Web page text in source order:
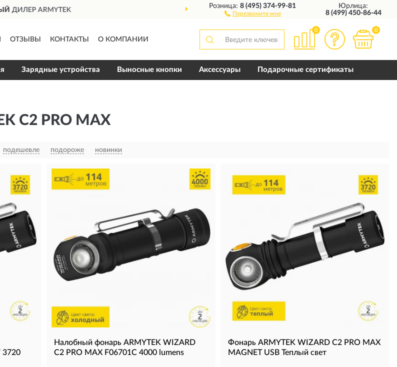
ДОСТАВИМ 10 ЛЕТ ГАРАНТИЯ
Розница:8 (495) 374-99-81
Перезвоните мне
Юрлица:
8 (499) 450-86-44
ОТЗЫВЫ КОНТАКТЫ О КОМПАНИИ
0 0
Зарядные устройства Выносные кнопки Аксессуары Подарочные сертификаты
C2 PRO MAX
подешевле подороже новинки
3720
Налобный фонарь ARMYTEK WIZARD
C2 PRO MAX F06701C 4000 lumens
Фонарь ARMYTEK WIZARD C2 PRO MAX
MAGNET USB Теплый свет